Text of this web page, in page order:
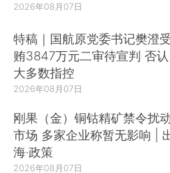
2026年08月07日
特稿｜国航原党委书记樊澄
贿3847万元二审待宣判 否认
大多数指控
2026年08月07日
刚果（金）铜钴精矿禁令扰
市场 多家企业称暂无影响 |
海·政策
2026年08月07日